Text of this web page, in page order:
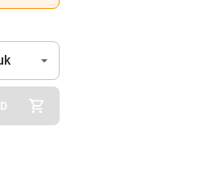
(Optioneel)